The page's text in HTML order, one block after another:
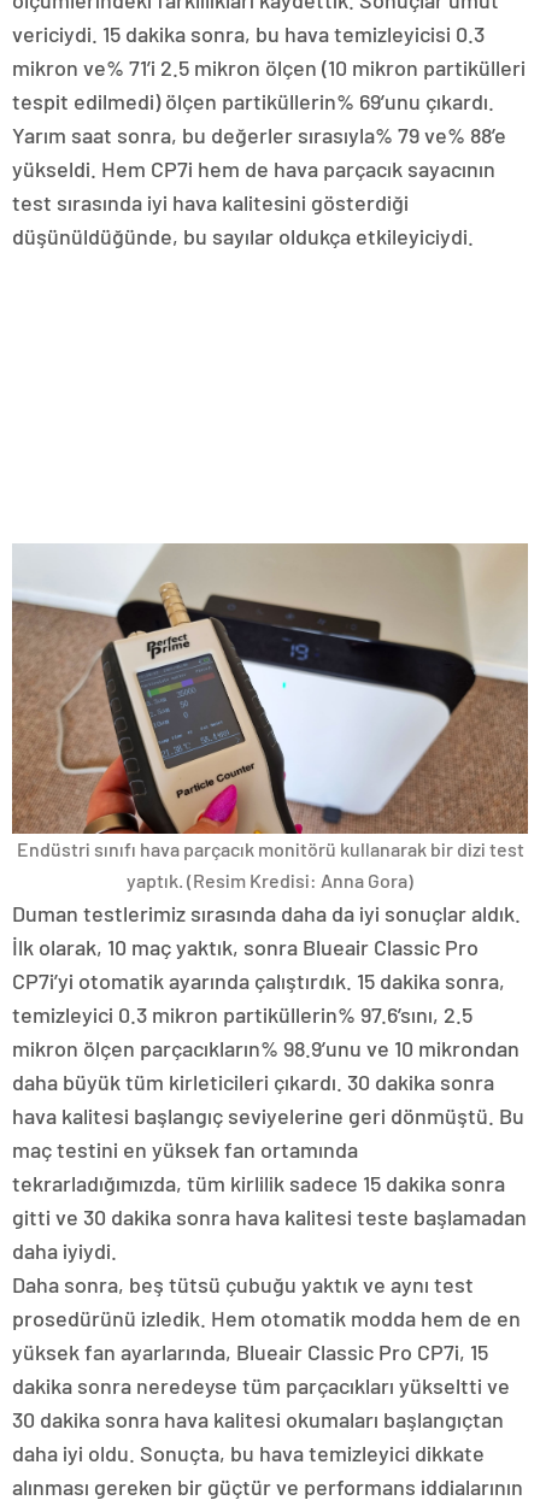
vericiydi. 15 dakika sonra, bu hava temizleyicisi 0.3
mikron ve% 71’i 2.5 mikron ölçen (10 mikron partikülleri
tespit edilmedi) ölçen partiküllerin% 69’unu çıkardı.
Yarım saat sonra, bu değerler sırasıyla% 79 ve% 88’e
yükseldi. Hem CP7i hem de hava parçacık sayacının
test sırasında iyi hava kalitesini gösterdiği
düşünüldüğünde, bu sayılar oldukça etkileyiciydi.
Endüstri sınıfı hava parçacık monitörü kullanarak bir dizi test
yaptık. (Resim Kredisi: Anna Gora)
Duman testlerimiz sırasında daha da iyi sonuçlar aldık.
İlk olarak, 10 maç yaktık, sonra Blueair Classic Pro
CP7i’yi otomatik ayarında çalıştırdık. 15 dakika sonra,
temizleyici 0.3 mikron partiküllerin% 97.6’sını, 2.5
mikron ölçen parçacıkların% 98.9’unu ve 10 mikrondan
daha büyük tüm kirleticileri çıkardı. 30 dakika sonra
hava kalitesi başlangıç ​​seviyelerine geri dönmüştü. Bu
maç testini en yüksek fan ortamında
tekrarladığımızda, tüm kirlilik sadece 15 dakika sonra
gitti ve 30 dakika sonra hava kalitesi teste başlamadan
daha iyiydi.
Daha sonra, beş tütsü çubuğu yaktık ve aynı test
prosedürünü izledik. Hem otomatik modda hem de en
yüksek fan ayarlarında, Blueair Classic Pro CP7i, 15
dakika sonra neredeyse tüm parçacıkları yükseltti ve
30 dakika sonra hava kalitesi okumaları başlangıçtan
daha iyi oldu. Sonuçta, bu hava temizleyici dikkate
alınması gereken bir güçtür ve performans iddialarının